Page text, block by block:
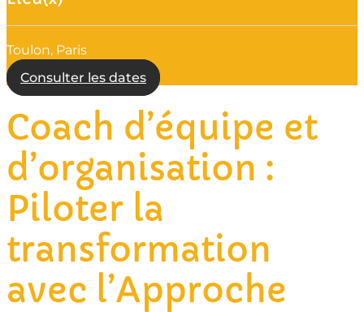
Toulon, Paris
Consulter les dates
Coach d’équipe et
d’organisation :
Piloter la
transformation
avec l’Approche